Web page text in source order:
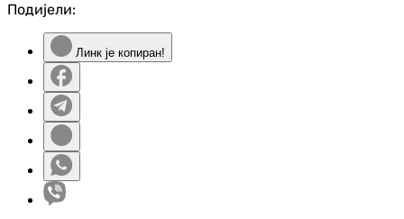
Подијели:
Линк је копиран!